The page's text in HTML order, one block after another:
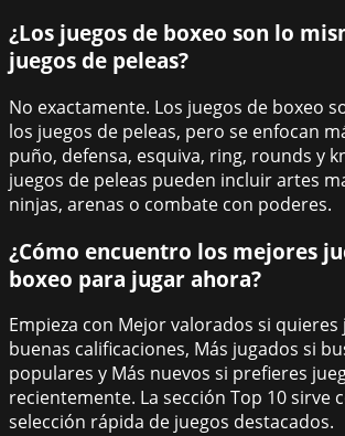
¿Los juegos de boxeo son lo
juegos de peleas?
No exactamente. Los juegos de boxeo
los juegos de peleas, pero se enfocan
puño, defensa, esquiva, ring, rounds y
juegos de peleas pueden incluir artes
ninjas, arenas o combate con poderes.
¿Cómo encuentro los mejores
boxeo para jugar ahora?
Empieza con Mejor valorados si quieres
buenas calificaciones, Más jugados si
populares y Más nuevos si prefieres
recientemente. La sección Top 10 sirve
selección rápida de juegos destacados.